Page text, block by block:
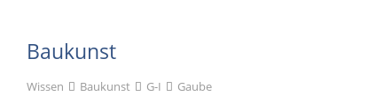
Baukunst
Wissen Baukunst G-I Gaube